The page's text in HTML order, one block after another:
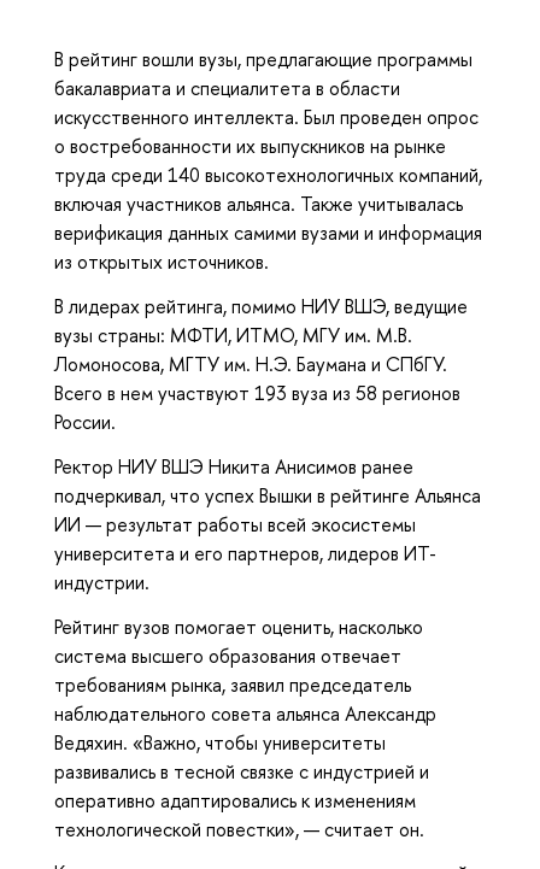
В рейтинг вошли вузы, предлагающие программы
бакалавриата и специалитета в области
искусственного интеллекта. Был проведен опрос
о востребованности их выпускников на рынке
труда среди 140 высокотехнологичных компаний,
включая участников альянса. Также учитывалась
верификация данных самими вузами и информация
из открытых источников.
В лидерах рейтинга, помимо НИУ ВШЭ, ведущие
вузы страны: МФТИ, ИТМО, МГУ им. М.В.
Ломоносова, МГТУ им. Н.Э. Баумана и СПбГУ.
Всего в нем участвуют 193 вуза из 58 регионов
России.
Ректор НИУ ВШЭ Никита Анисимов ранее
подчеркивал, что успех Вышки в рейтинге Альянса
ИИ — результат работы всей экосистемы
университета и его партнеров, лидеров ИТ-
индустрии.
Рейтинг вузов помогает оценить, насколько
система высшего образования отвечает
требованиям рынка, заявил председатель
наблюдательного совета альянса Александр
Ведяхин. «Важно, чтобы университеты
развивались в тесной связке с индустрией и
оперативно адаптировались к изменениям
технологической повестки», — считает он.